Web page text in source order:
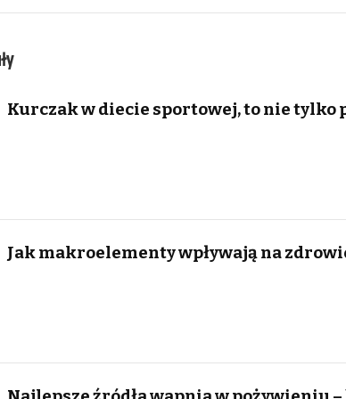
Kurczak w diecie sportowej, to nie tylko
Jak makroelementy wpływają na